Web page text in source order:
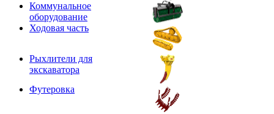
Коммунальное
оборудование
Ходовая часть
Рыхлители для
экскаватора
Футеровка